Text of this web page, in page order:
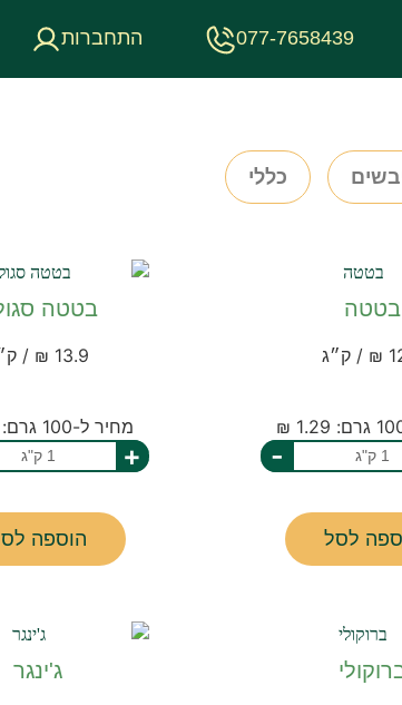
077-7658439 התחברות
כללי
בטטה
-
לסל
בטטה
13.9 ₪ / ק״ג
מחיר ל-100 גרם: 1.39 ₪
+
הוספה
ג'ינגר